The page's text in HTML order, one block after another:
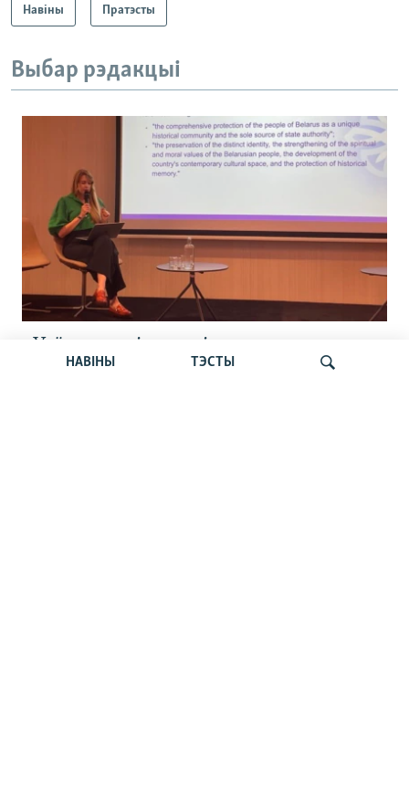
НАВІНЫ ТЭСТЫ
Навіны Пратэсты
Выбар рэдакцыі
«Усё кепска і вельмі кепска».
Як прайшла дыскусія «Мова, культура,